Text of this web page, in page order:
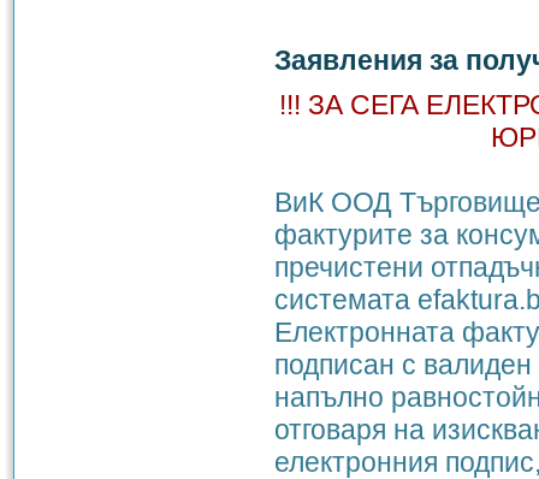
Заявления за
!!! ЗА СЕГА
ВиК ООД Търговище
фактурите за
пречистени
системата
Електронната
подписан с
напълно
отговаря на
електронния